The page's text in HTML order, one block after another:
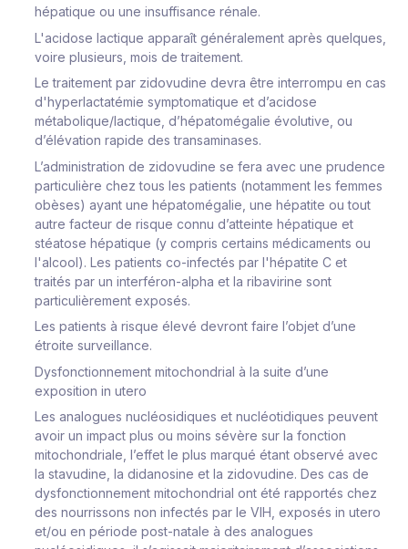
hépatique ou une insuffisance rénale.
L'acidose lactique apparaît généralement après quelques,
voire plusieurs, mois de traitement.
Le traitement par zidovudine devra être interrompu en cas
d'hyperlactatémie symptomatique et d’acidose
métabolique/lactique, d’hépatomégalie évolutive, ou
d’élévation rapide des transaminases.
L’administration de zidovudine se fera avec une prudence
particulière chez tous les patients (notamment les femmes
obèses) ayant une hépatomégalie, une hépatite ou tout
autre facteur de risque connu d’atteinte hépatique et
stéatose hépatique (y compris certains médicaments ou
l'alcool). Les patients co-infectés par l'hépatite C et
traités par un interféron-alpha et la ribavirine sont
particulièrement exposés.
Les patients à risque élevé devront faire l’objet d’une
étroite surveillance.
Dysfonctionnement mitochondrial à la suite d’une
exposition in utero
Les analogues nucléosidiques et nucléotidiques peuvent
avoir un impact plus ou moins sévère sur la fonction
mitochondriale, l’effet le plus marqué étant observé avec
la stavudine, la didanosine et la zidovudine. Des cas de
dysfonctionnement mitochondrial ont été rapportés chez
des nourrissons non infectés par le VIH, exposés in utero
et/ou en période post-natale à des analogues